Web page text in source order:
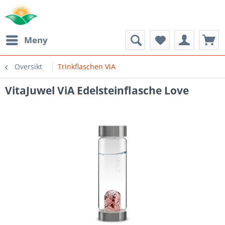
Meny
Oversikt Trinkflaschen ViA
VitaJuwel ViA Edelsteinflasche Love